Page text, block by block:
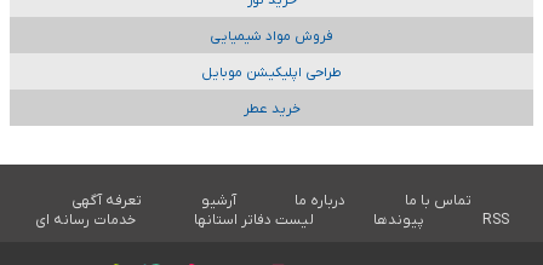
فروش مواد شیمیایی
طراحی اپلیکیشن موبایل
خرید عطر
تماس با ما درباره ما آرشیو
تعرفه آگهی
RSS
پیوندها لیست دفاتر استانها خدمات رسانه ای